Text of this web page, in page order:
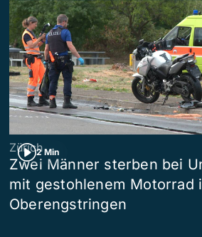
2 Min
Zürich
Zwei Männer sterben bei
mit gestohlenem Motorrad
Oberengstringen